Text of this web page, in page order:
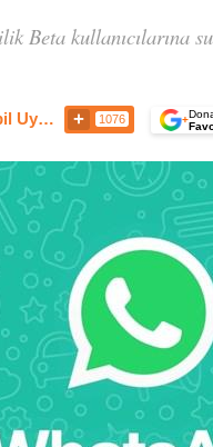
Beta kullanıcılarına
1076 +